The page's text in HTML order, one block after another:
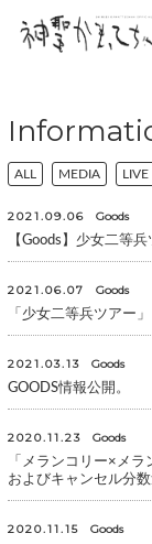
ALL MEDIA LIVE
2021.09.06
Goods
【Goods】少女二等
2021.06.07
Goods
「少女二等兵ツアー
2021.03.13
Goods
GOODS情報公開。
2020.11.23
Goods
「メランコリー×メ
およびキャンセル分
2020.11.15
Goods